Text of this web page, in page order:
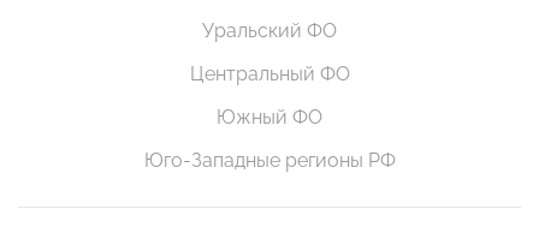
Уральский ФО
Центральный ФО
Южный ФО
Юго-Западные регионы РФ